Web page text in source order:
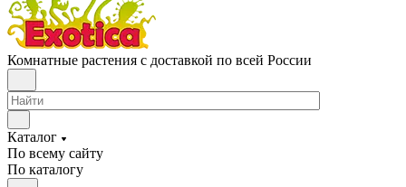
Комнатные растения с доставкой по всей России
Каталог
По всему сайту
По каталогу